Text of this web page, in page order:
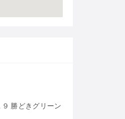
勝どきグリーン